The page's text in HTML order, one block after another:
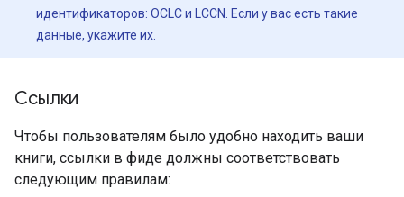
идентификаторов: OCLC и LCCN. Если у вас есть такие
данные, укажите их.
Ссылки
Чтобы пользователям было удобно находить ваши
книги, ссылки в фиде должны соответствовать
следующим правилам: